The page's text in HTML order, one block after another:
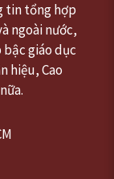
tin tổng hợp
ngoài nước,
giáo dục
hiệu, Cao